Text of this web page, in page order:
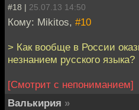
#18 | 25.07.13 14:50
Кому: Mikitos, #10
> Как вообще в России
незнанием русского языка?
[Смотрит с непониманием]
Валькирия »